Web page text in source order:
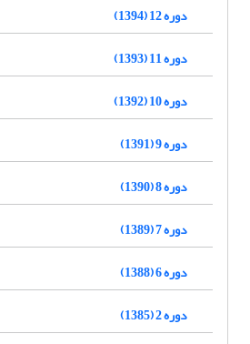
دوره 12 (1394)
دوره 11 (1393)
دوره 10 (1392)
دوره 9 (1391)
دوره 8 (1390)
دوره 7 (1389)
دوره 6 (1388)
دوره 2 (1385)